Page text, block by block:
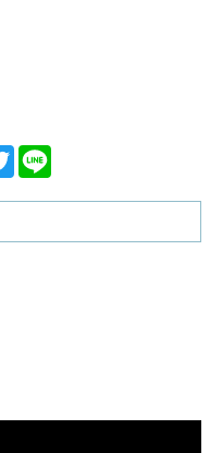
Twitter